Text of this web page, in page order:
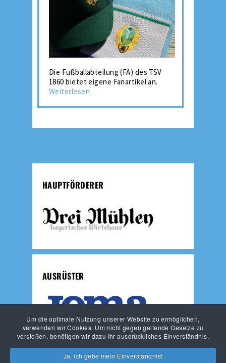
Um die optimale Nutzung unserer Website zu ermöglichen,
verwenden wir Cookies. Um nicht gegen geltende Gesetze zu
verstoßen, benötigen wir dazu Ihr ausdrückliches Einverständnis.
Ja, ich gebe mein Einverständnis!
Die Fußballabteilung (FA) des TSV
1860 bietet eigene Fanartikel an.
Weiterlesen
HAUPTFÖRDERER
AUSRÜSTER
JUNGLÖWEN
LÖWEN-FUSSBALLSCHULE